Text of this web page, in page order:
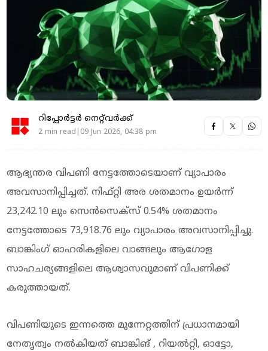
റിപ്പോർട്ടർ നെറ്റ്‌വര്‍ക്ക്‌
2 min read|09 Jun 2026, 04:38 pm
ആഭ്യന്തര വിപണി നേട്ടത്തോടെയാണ് വ്യാപാരം
അവസാനിപ്പിച്ചത്. നിഫ്റ്റി അര ശതമാനം ഉയർന്ന്
23,242.10 ലും സെൻസെക്സ് 0.54% ശതമാനം
നേട്ടത്തോടെ 73,918.76 ലും വ്യാപാരം അവസാനിപ്പിച്ചു.
ബാങ്കിംഗ് ഓഹരികളിലെ വാങ്ങലും ആഗോള
സാഹചര്യങ്ങളിലെ ആശ്വാസവുമാണ് വിപണിക്ക്
കരുത്തായത്.
വിപണിയുടെ ഇന്നത്തെ മുന്നേറ്റത്തിന് പ്രധാനമായി
നേതൃത്വം നൽകിയത് ബാങ്കിങ് , റിയൽറ്റി, ഓട്ടോ,